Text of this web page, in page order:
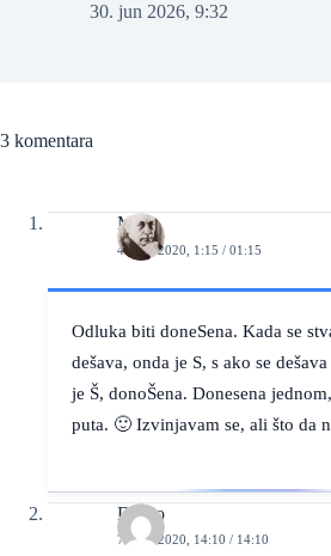
30. jun 2026, 9:32
3 komentara
M
4. JUL 2020, 1:15 / 01:15
Odluka biti doneSena. Kada se
dešava, onda je S, s ako se
je Š, donoŠena. Donesena
puta. 🙂 Izvinjavam se, ali što da
Darko
7. JUL 2020, 14:10 / 14:10